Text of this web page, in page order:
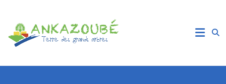
contentAssociation
Ankazoube
Terre